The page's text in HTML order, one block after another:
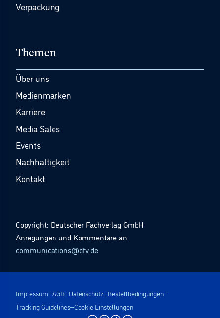
Verpackung
Themen
Über uns
Medienmarken
Karriere
Media Sales
Events
Nachhaltigkeit
Kontakt
Copyright: Deutscher Fachverlag GmbH
Anregungen und Kommentare an
communications@dfv.de
Impressum AGB Datenschutz Bestellbedingungen
Tracking Guidelines Cookie Einstellungen